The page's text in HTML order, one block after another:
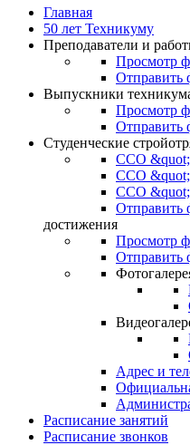
Главная
50 лет Техникуму
Преподаватели и
Просмотр
Отправить
Выпускники
Просмотр
Отправить
Студенческие
ССО
ССО
ССО
Отправить
достижения
Просмотр
Отправить
Адрес и
Расписание занятий
Расписание звонков